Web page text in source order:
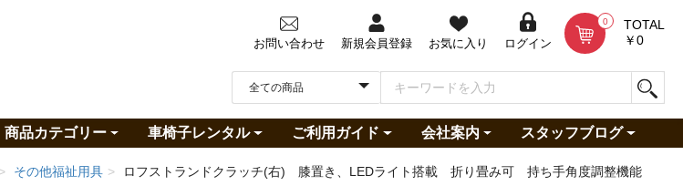
お問い合わせ 新規会員登録 お気に入り ログイン
0
TOTAL
￥0
商品カテゴリー
商品一覧
カーボン電動車椅子
折りたたみ電動車椅子
スタンディング電動車椅子
Made in Japan Wheelchair(日本製車椅子)
中古電動車椅子
電動車椅子 付属品
電動シニアカー
介護見守り監視カメラ
その他福祉用具
短期レンタル
車椅子レンタル
車椅子のレンタルについて
車椅子レンタル規約
ご利用ガイド
ご利用案内
ご利用規約
よくある質問
電動車椅子買取について
無料安心保険
福祉用具貸与重要事項説書
会社案内
会社概要
お問い合わせ
提携事業所募集
プライバシーポリシー
特定商取引法に基づく表記
スタッフブログ
レンタルの豆知識
ご利用者様の声
その他福祉用具 ロフストランドクラッチ(右) 膝置き、LEDライト搭載 折り畳み可 持ち手角度調整機能